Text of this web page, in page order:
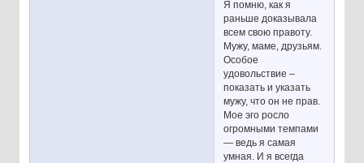
Я помню, как я
раньше доказывала
всем свою правоту.
Мужу, маме, друзьям.
Особое
удовольствие –
показать и указать
мужу, что он не прав.
Мое эго росло
огромными темпами
— ведь я самая
умная. И я всегда